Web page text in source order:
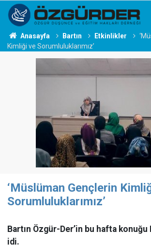
Anasayfa Bartın Etkinlikler
Kimliği ve Sorumluluklarımız’
‘Müslüman Gençlerin
Sorumluluklarımız’
Bartın Özgür-Der’in bu hafta
idi.